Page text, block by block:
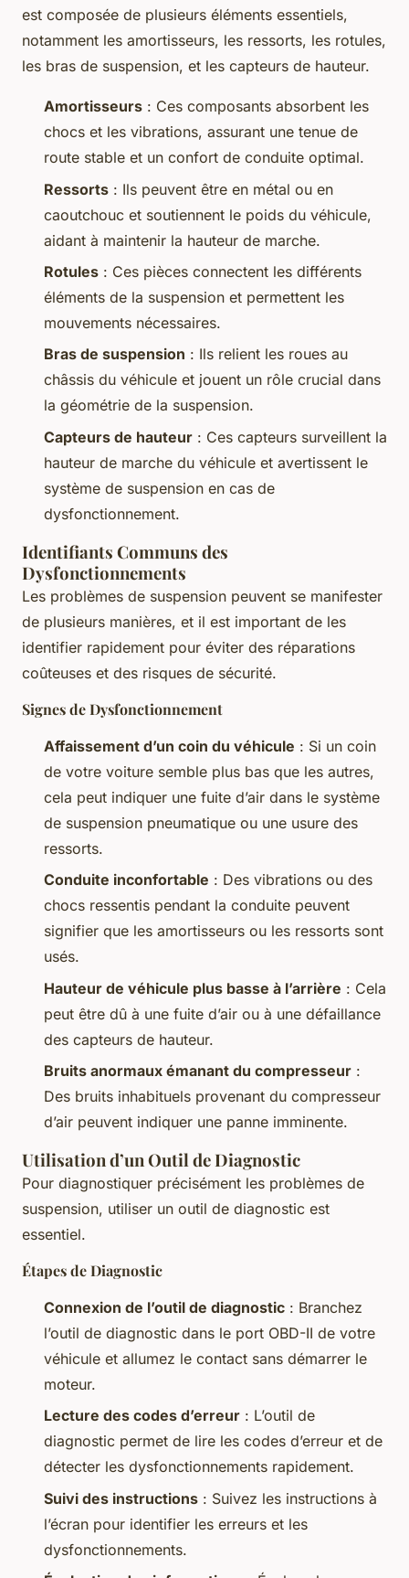
est composée de plusieurs éléments essentiels,
notamment les amortisseurs, les ressorts, les rotules,
les bras de suspension, et les capteurs de hauteur.
Amortisseurs : Ces composants absorbent les
chocs et les vibrations, assurant une tenue de
route stable et un confort de conduite optimal.
Ressorts : Ils peuvent être en métal ou en
caoutchouc et soutiennent le poids du véhicule,
aidant à maintenir la hauteur de marche.
Rotules : Ces pièces connectent les différents
éléments de la suspension et permettent les
mouvements nécessaires.
Bras de suspension : Ils relient les roues au
châssis du véhicule et jouent un rôle crucial dans
la géométrie de la suspension.
Capteurs de hauteur : Ces capteurs surveillent la
hauteur de marche du véhicule et avertissent le
système de suspension en cas de
dysfonctionnement.
Identifiants Communs des
Dysfonctionnements
Les problèmes de suspension peuvent se manifester
de plusieurs manières, et il est important de les
identifier rapidement pour éviter des réparations
coûteuses et des risques de sécurité.
Signes de Dysfonctionnement
Affaissement d’un coin du véhicule : Si un coin
de votre voiture semble plus bas que les autres,
cela peut indiquer une fuite d’air dans le système
de suspension pneumatique ou une usure des
ressorts.
Conduite inconfortable : Des vibrations ou des
chocs ressentis pendant la conduite peuvent
signifier que les amortisseurs ou les ressorts sont
usés.
Hauteur de véhicule plus basse à l’arrière : Cela
peut être dû à une fuite d’air ou à une défaillance
des capteurs de hauteur.
Bruits anormaux émanant du compresseur :
Des bruits inhabituels provenant du compresseur
d’air peuvent indiquer une panne imminente.
Utilisation d’un Outil de Diagnostic
Pour diagnostiquer précisément les problèmes de
suspension, utiliser un outil de diagnostic est
essentiel.
Étapes de Diagnostic
Connexion de l’outil de diagnostic : Branchez
l’outil de diagnostic dans le port OBD-II de votre
véhicule et allumez le contact sans démarrer le
moteur.
Lecture des codes d’erreur : L’outil de
diagnostic permet de lire les codes d’erreur et de
détecter les dysfonctionnements rapidement.
Suivi des instructions : Suivez les instructions à
l’écran pour identifier les erreurs et les
dysfonctionnements.